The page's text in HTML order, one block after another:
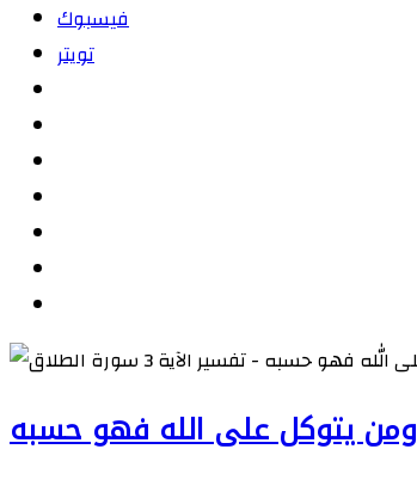
فيسبوك
تويتر
ومن يتوكل على الله فهو حسبه